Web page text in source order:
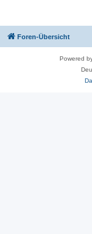
Foren-Übersicht
Powered